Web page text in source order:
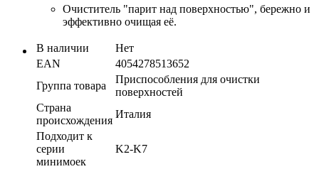
Очиститель "парит над поверхностью", бережно и
эффективно очищая её.
В наличии
Нет
EAN
4054278513652
Группа товара
Приспособления для очистки
поверхностей
Страна
происхождения
Италия
Подходит к
серии
минимоек
K2-K7